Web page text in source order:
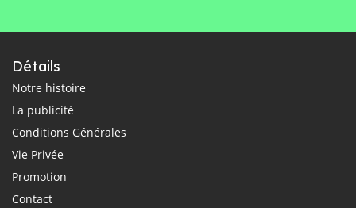
Détails
Notre histoire
La publicité
Conditions Générales
Vie Privée
Promotion
Contact